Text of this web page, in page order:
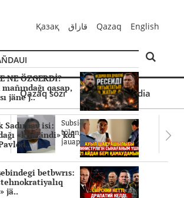
Қазақ قازاق Qazaq English
Qazaq sözi Mul'timedia
Subsidiyalar zañdı
tölengen be? Sottağı
jauaptar ayıpta..
NE ÖZGERDİ?
qasap,
jäne j..
Sadırbay isi:
«kümändi» kol
betbwrıs:
jä..